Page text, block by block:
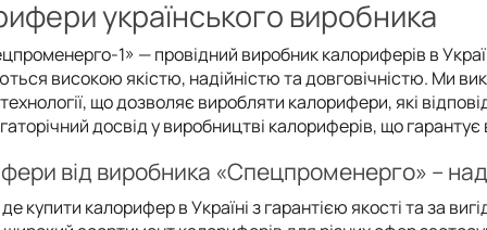
українського виробника
1» — провідний виробник калориферів в
високою якістю, надійністю та довговічністю. Ми
що дозволяє виробляти калорифери, які
досвід у виробництві калориферів, що гарантує
від виробника «Спецпроменерго» –
купити калорифер в Україні з гарантією якості та за